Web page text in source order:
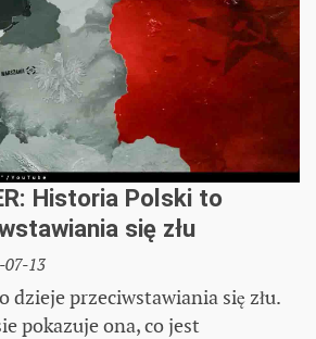
Historia Polski to
się złu
07-13
dzieje przeciwstawiania się złu.
pokazuje ona, co jest